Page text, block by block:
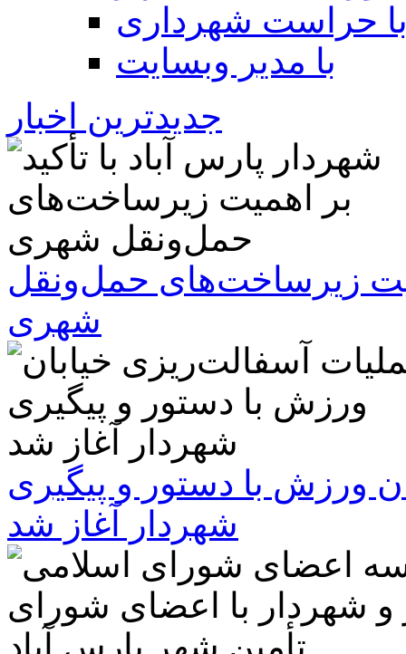
حراست شهرداری
با مدیر وبسایت
جدیدترین اخبار
زیرساخت‌های حمل‌ونقل
شهری
ورزش با دستور و پیگیری
شهردار آغاز شد